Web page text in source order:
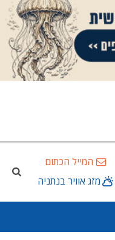
המייל הכתום
מזג אוויר בנתניה